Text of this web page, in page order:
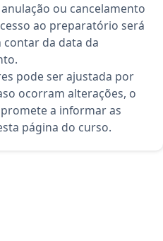
ou cancelamento
ao preparatório será
contar da data da
pode ser ajustada por
ocorram alterações, o
a informar as
página do curso.